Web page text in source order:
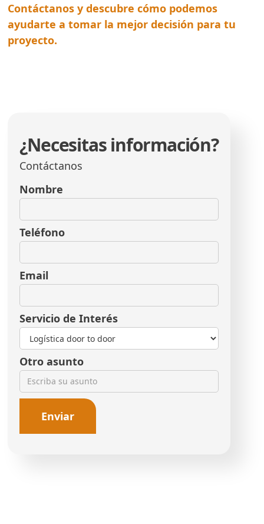
Contáctanos y descubre cómo podemos
ayudarte a tomar la mejor decisión para tu
proyecto.
¿Necesitas información?
Contáctanos
Nombre
Teléfono
Email
Servicio de Interés
Otro asunto